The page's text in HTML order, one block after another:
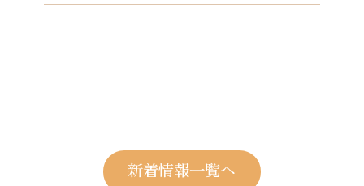
新着情報一覧へ